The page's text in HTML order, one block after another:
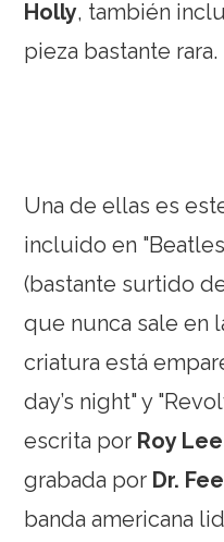
Holly, también
pieza bastante rara.
Una de ellas es
incluido en
(bastante surtido
que nunca sale en
criatura está
day’s night" y
escrita por Roy
grabada por Dr.
banda americana